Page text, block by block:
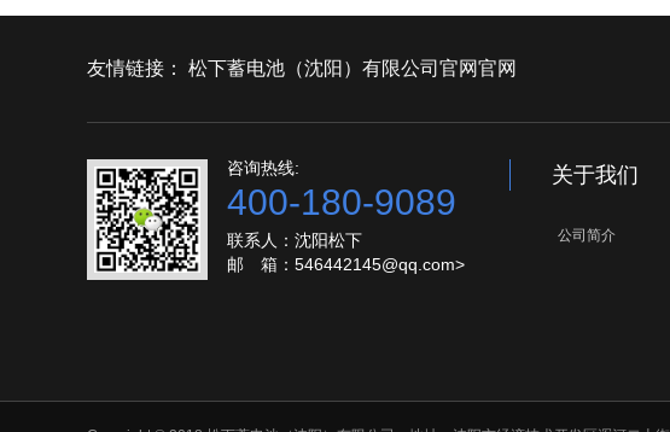
友情链接： 松下蓄电池（沈阳）有限公司官网官网
咨询热线:
400-180-9089
联系人：沈阳松下
邮 箱：546442145@qq.com>
关于我们
公司简介